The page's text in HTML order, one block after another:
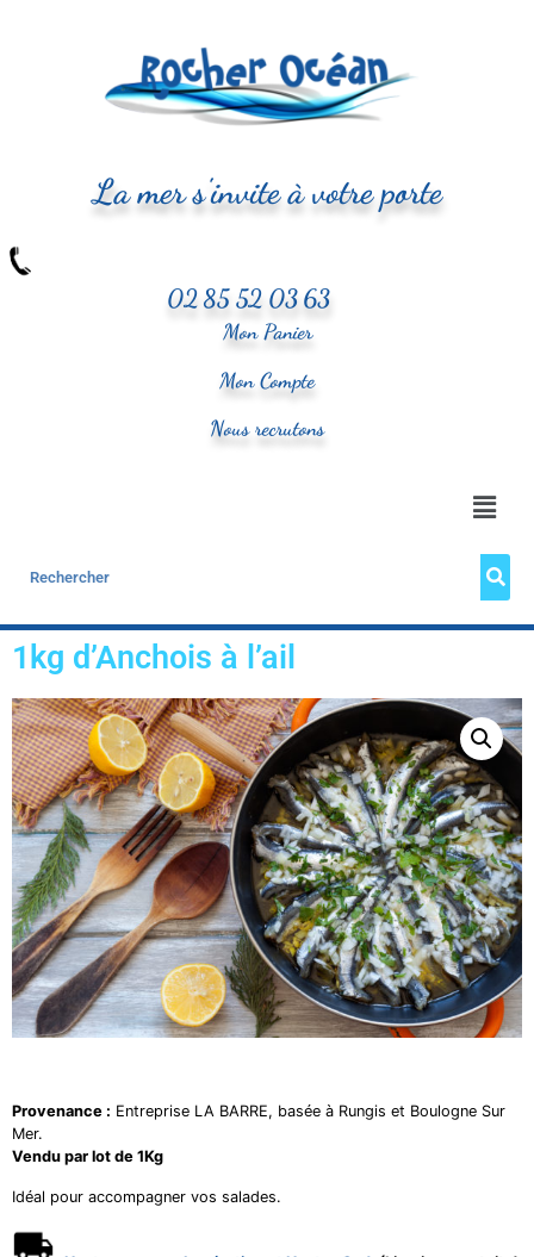
La mer s'invite à votre porte
02 85 52 03 63
Mon Panier
Mon Compte
Nous recrutons
1kg d’Anchois à l’ail
Provenance : Entreprise LA BARRE, basée à Rungis et Boulogne Sur
Mer.
Vendu par lot de 1Kg
Idéal pour accompagner vos salades.